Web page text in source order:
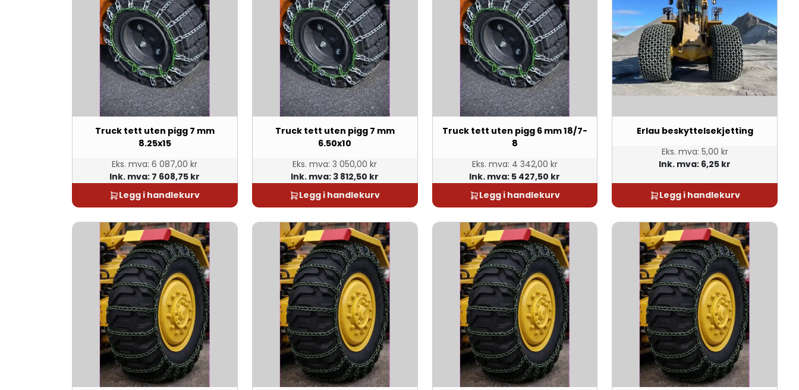
Truck tett uten pigg 7 mm
8.25x15
Eks. mva: 6 087,00 kr
Ink. mva: 7 608,75 kr
Legg i handlekurv
Truck tett uten pigg 7 mm
6.50x10
Eks. mva: 3 050,00 kr
Ink. mva: 3 812,50 kr
Legg i handlekurv
Truck tett uten pigg 6 mm 18/7-
8
Eks. mva: 4 342,00 kr
Ink. mva: 5 427,50 kr
Legg i handlekurv
Erlau beskyttelsekjetting
Eks. mva: 5,00 kr
Ink. mva: 6,25 kr
Legg i handlekurv